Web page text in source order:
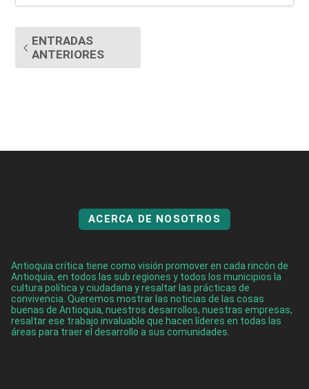
ENTRADAS
ANTERIORES
ACERCA DE NOSOTROS
Antioquia crítica tiene como visión promover en cada rincón de
Antioquia, en todos las sub regiones y todos los municipios la
cultura política y ciudadana y resaltar las prácticas de
convivencia. Queremos mostrar las noticias de las cosas
buenas de Antioquia, nuestros desarrollos, nuestras empresas,
resaltar ese trabajo invaluable que hacen líderes en todas las
áreas para traer el desarrollo a sus comunidades.